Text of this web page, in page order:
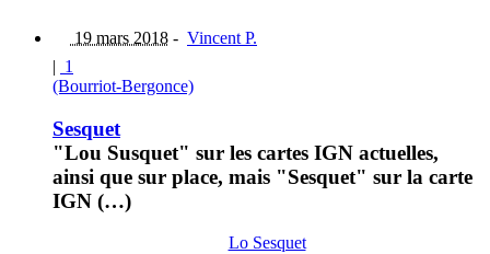
19 mars 2018 - Vincent P.
| 1
(Bourriot-Bergonce)
Sesquet
"Lou Susquet" sur les cartes IGN actuelles,
ainsi que sur place, mais "Sesquet" sur la carte
IGN (…)
Lo Sesquet